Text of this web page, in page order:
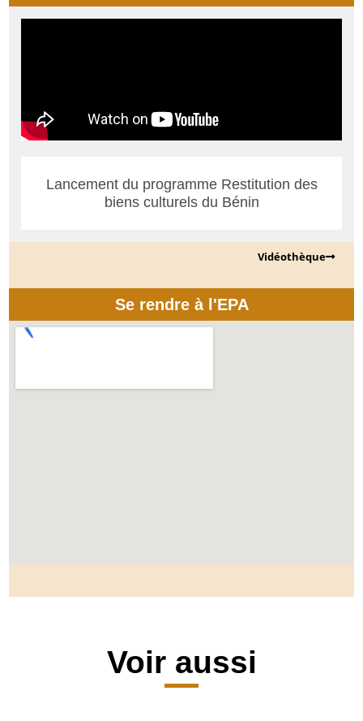
Lancement du programme Restitution des
biens culturels du Bénin
Vidéothèque
Se rendre à l'EPA
Voir aussi